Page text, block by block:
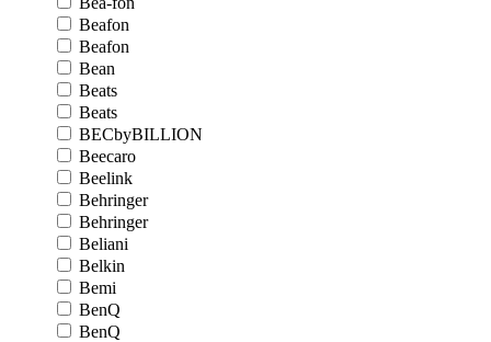
Beafon
Beafon
Bean
Beats
Beats
BECbyBILLION
Beecaro
Beelink
Behringer
Behringer
Beliani
Belkin
Bemi
BenQ
BenQ